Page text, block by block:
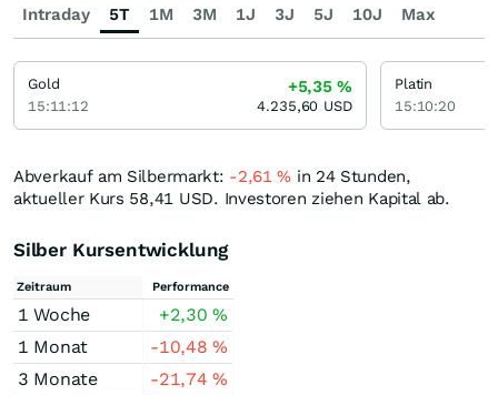
Abverkauf am Silbermarkt: -2,61% in 24 Stunden,
aktueller Kurs 58,41 USD. Investoren ziehen Kapital ab.
Silber Kursentwicklung
Zeitraum Performance
1 Woche +2,30%
1 Monat
-10,48%
3 Monate
-21,74%
Intraday 5T 1M 3M 1J 3J 5J 10J Max
Gold
15:11:12
+5,35%
4.235,60 USD
Platin
15:10:20